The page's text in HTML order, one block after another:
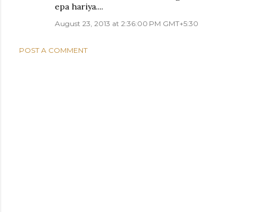
epa hariya....
August 23, 2013 at 2:36:00 PM GMT+5:30
POST A COMMENT